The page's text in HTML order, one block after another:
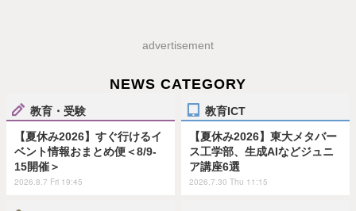
advertisement
NEWS CATEGORY
教育・受験
【夏休み2026】すぐ行けるイ
ベント情報おまとめ便＜8/9-
15開催＞
2026.8.7 Fri 19:45
教育ICT
【夏休み2026】東大メタバー
ス工学部、生成AIなどジュニ
ア講座6選
2026.7.30 Thu 11:15